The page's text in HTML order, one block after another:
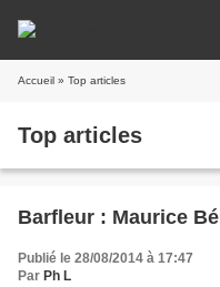
Accueil » Top articles
Top articles
Barfleur : Maurice
Publié le 28/08/2014 à 17:47
Par Ph L